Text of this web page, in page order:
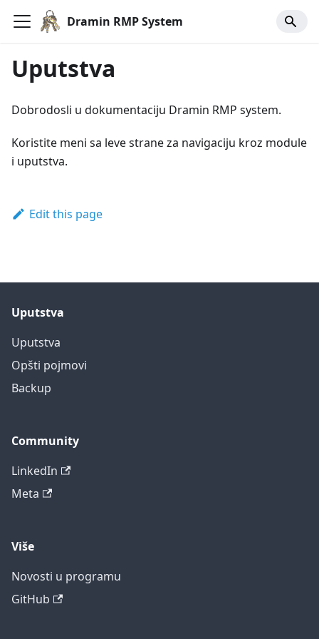
Dramin RMP System
Uputstva
Dobrodosli u dokumentaciju Dramin RMP system.
Koristite meni sa leve strane za navigaciju kroz module
i uputstva.
Edit this page
Uputstva
Uputstva
Opšti pojmovi
Backup
Community
LinkedIn
Meta
Više
Novosti u programu
GitHub